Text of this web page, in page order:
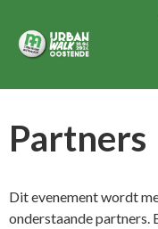
Partners
Dit evenement wordt
onderstaande partners.